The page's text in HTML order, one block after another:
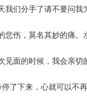
我们分手了请不要问我
悲伤，莫名其妙的痛。
见面的时候，我会亲切
了下来，心就可以不